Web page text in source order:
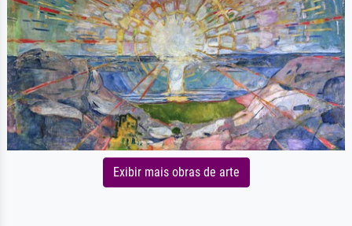
Exibir mais obras de arte